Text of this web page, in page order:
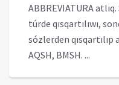
ABBREVIATURA
túrde qısqartılıwı,
sózlerden qısqartılıp
AQSH, BMSH. ...